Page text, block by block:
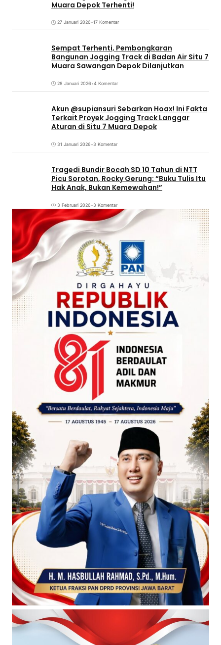
Muara Depok Terhenti!
27 Januari 2026•17 Komentar
Sempat Terhenti, Pembongkaran
Bangunan Jogging Track di Badan Air Situ 7
Muara Sawangan Depok Dilanjutkan
28 Januari 2026•4 Komentar
Akun @supiansuri Sebarkan Hoax! Ini Fakta
Terkait Proyek Jogging Track Langgar
Aturan di Situ 7 Muara Depok
31 Januari 2026•3 Komentar
Tragedi Bundir Bocah SD 10 Tahun di NTT
Picu Sorotan, Rocky Gerung: “Buku Tulis Itu
Hak Anak, Bukan Kemewahan!”
3 Februari 2026•3 Komentar